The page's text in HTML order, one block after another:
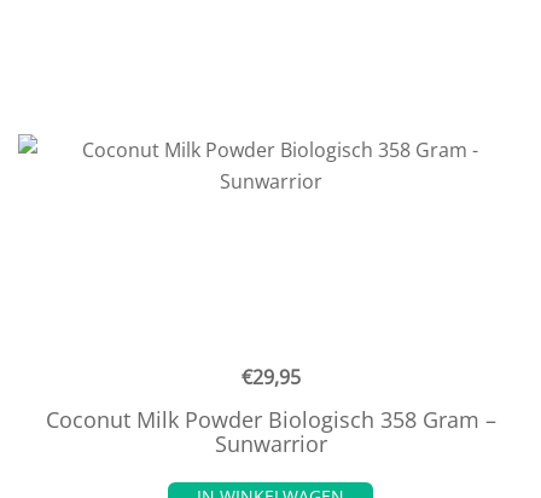
€29,95
Coconut Milk Powder Biologisch 358 Gram –
Sunwarrior